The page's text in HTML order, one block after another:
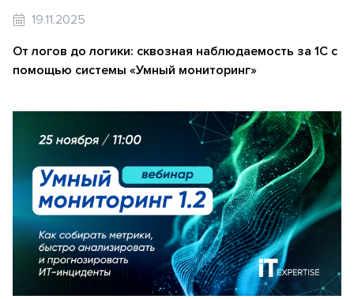
19.11.2025
От логов до логики: сквозная наблюдаемость за 1С с
помощью системы «Умный мониторинг»